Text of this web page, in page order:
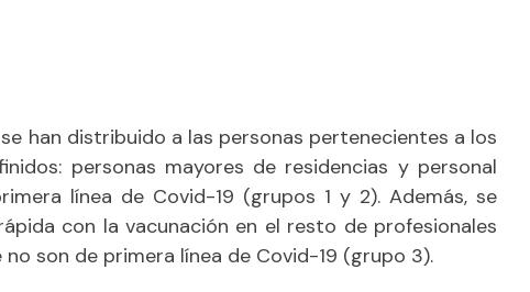
han distribuido a las personas pertenecientes a los
personas mayores de residencias y personal
línea de Covid-19 (grupos 1 y 2). Además, se
con la vacunación en el resto de profesionales
son de primera línea de Covid-19 (grupo 3).